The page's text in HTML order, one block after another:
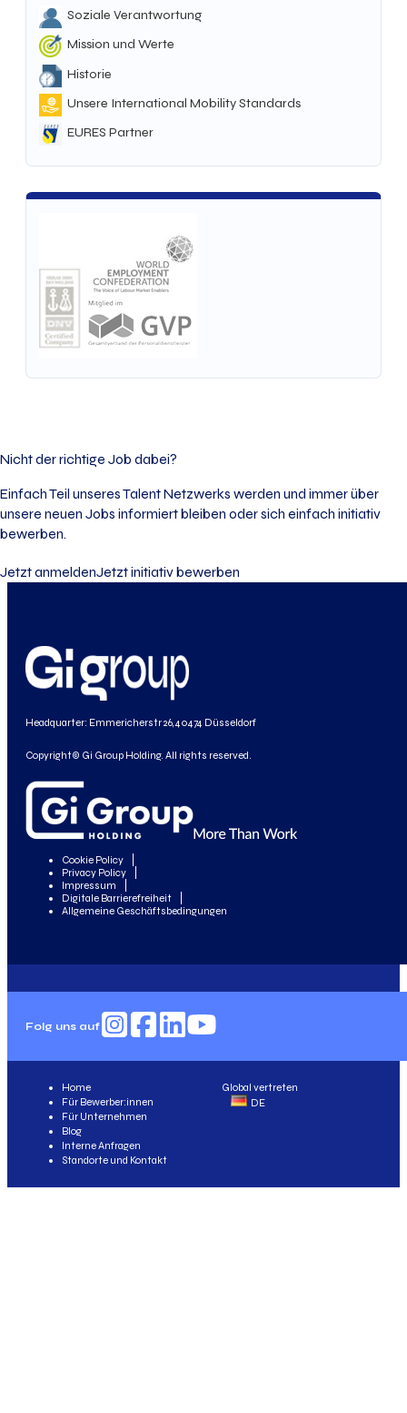
Soziale Verantwortung
Mission und Werte
Historie
Unsere International Mobility Standards
EURES Partner
Nicht der richtige Job dabei?
Einfach Teil unseres Talent Netzwerks werden und immer über
unsere neuen Jobs informiert bleiben oder sich einfach initiativ
bewerben.
Jetzt anmeldenJetzt initiativ bewerben
Headquarter: Emmericherstr 26, 40474 Düsseldorf
Copyright© Gi Group Holding. All rights reserved.
Cookie Policy
Privacy Policy
Impressum
Digitale Barrierefreiheit
Allgemeine Geschäftsbedingungen
Folg uns auf
Global vertreten
DE
Home
Für Bewerber:innen
Für Unternehmen
Blog
Interne Anfragen
Standorte und Kontakt